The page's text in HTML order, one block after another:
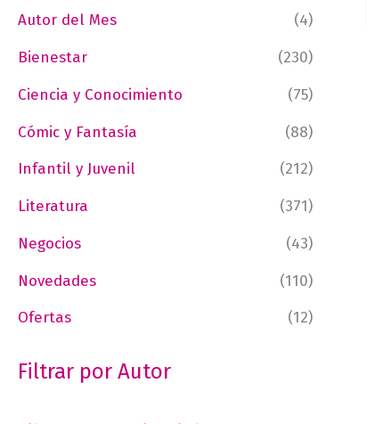
Autor del Mes
(4)
Bienestar
(230)
Ciencia y Conocimiento
(75)
Cómic y Fantasía
(88)
Infantil y Juvenil
(212)
Literatura
(371)
Negocios
(43)
Novedades
(110)
Ofertas
(12)
Filtrar por Autor